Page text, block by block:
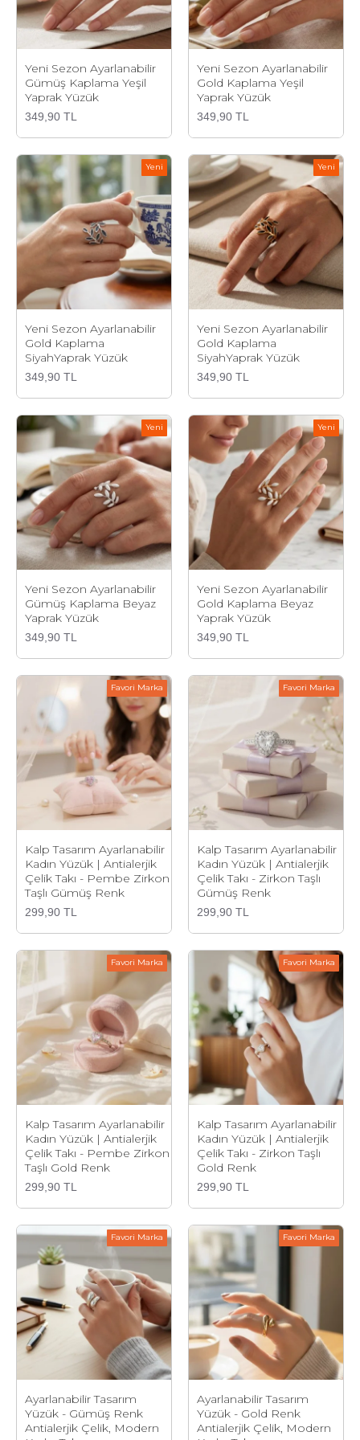
Yeni Sezon Ayarlanabilir
Gümüş Kaplama Yeşil
Yaprak Yüzük
349,90 TL
Yeni Sezon Ayarlanabilir
Gold Kaplama Yeşil
Yaprak Yüzük
349,90 TL
Yeni
Yeni Sezon Ayarlanabilir
Gold Kaplama
SiyahYaprak Yüzük
349,90 TL
Yeni
Yeni Sezon Ayarlanabilir
Gold Kaplama
SiyahYaprak Yüzük
349,90 TL
Yeni
Yeni Sezon Ayarlanabilir
Gümüş Kaplama Beyaz
Yaprak Yüzük
349,90 TL
Yeni
Yeni Sezon Ayarlanabilir
Gold Kaplama Beyaz
Yaprak Yüzük
349,90 TL
Favori Marka
Kalp Tasarım Ayarlanabilir
Kadın Yüzük | Antialerjik
Çelik Takı - Pembe Zirkon
Taşlı Gümüş Renk
299,90 TL
Favori Marka
Kalp Tasarım Ayarlanabilir
Kadın Yüzük | Antialerjik
Çelik Takı - Zirkon Taşlı
Gümüş Renk
299,90 TL
Favori Marka
Kalp Tasarım Ayarlanabilir
Kadın Yüzük | Antialerjik
Çelik Takı - Pembe Zirkon
Taşlı Gold Renk
299,90 TL
Favori Marka
Kalp Tasarım Ayarlanabilir
Kadın Yüzük | Antialerjik
Çelik Takı - Zirkon Taşlı
Gold Renk
299,90 TL
Favori Marka
Ayarlanabilir Tasarım
Yüzük - Gümüş Renk
Antialerjik Çelik, Modern
Favori Marka
Ayarlanabilir Tasarım
Yüzük - Gold Renk
Antialerjik Çelik, Modern